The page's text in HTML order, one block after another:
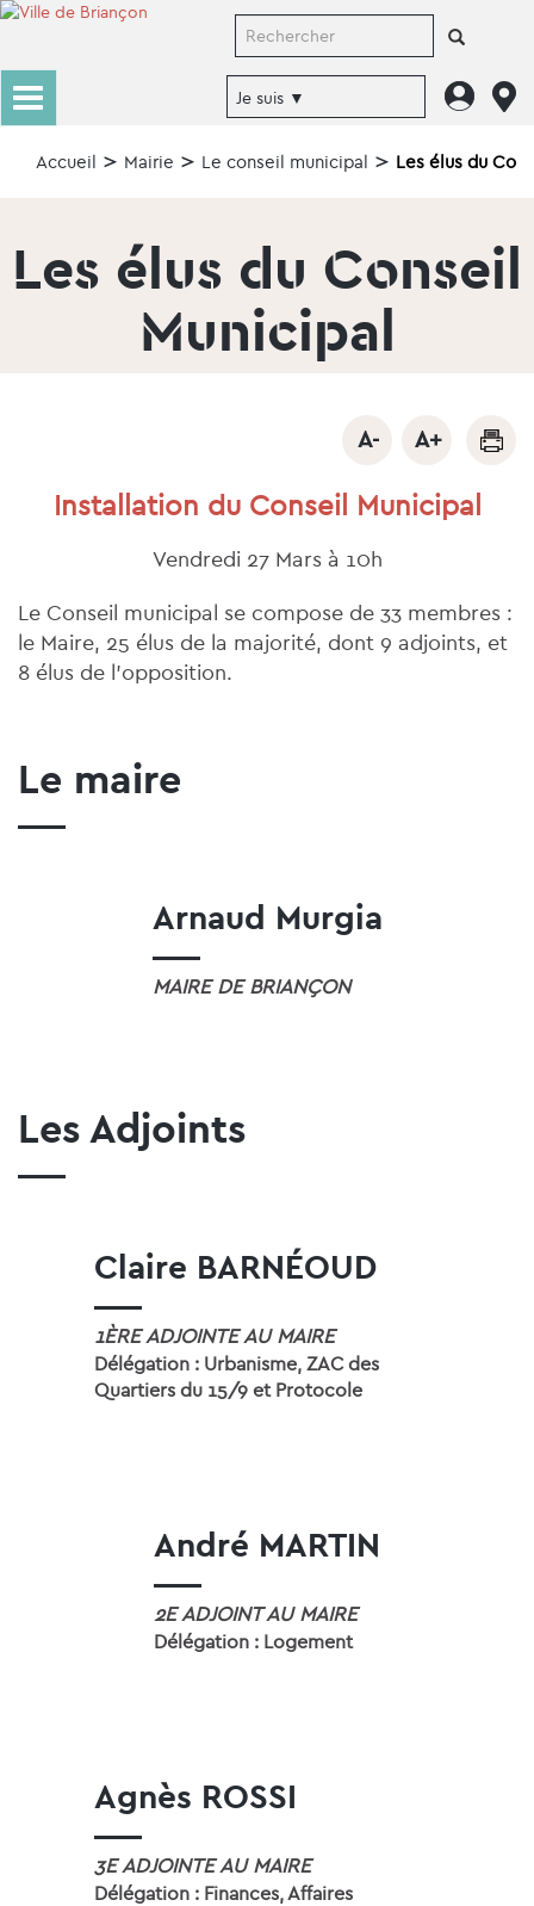
Accueil Mairie Le conseil municipal Les élus du
Les élus du Conseil
Municipal
Installation du Conseil Municipal
Vendredi 27 Mars à 10h
Le Conseil municipal se compose de 33 membres :
le Maire, 25 élus de la majorité, dont 9 adjoints, et
8 élus de l'opposition.
Le maire
Arnaud Murgia
MAIRE DE BRIANÇON
Les Adjoints
Claire BARNÉOUD
1ÈRE ADJOINTE AU MAIRE
Délégation : Urbanisme, ZAC des
Quartiers du 15/9 et Protocole
André MARTIN
2E ADJOINT AU MAIRE
Délégation : Logement
Agnès ROSSI
3E ADJOINTE AU MAIRE
Délégation : Finances, Affaires